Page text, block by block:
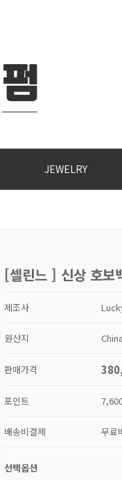
JEWELRY
[셀린느 ] 신상 호보
제조사
원산지
판매가격
포인트
배송비결제 무료
선택옵션